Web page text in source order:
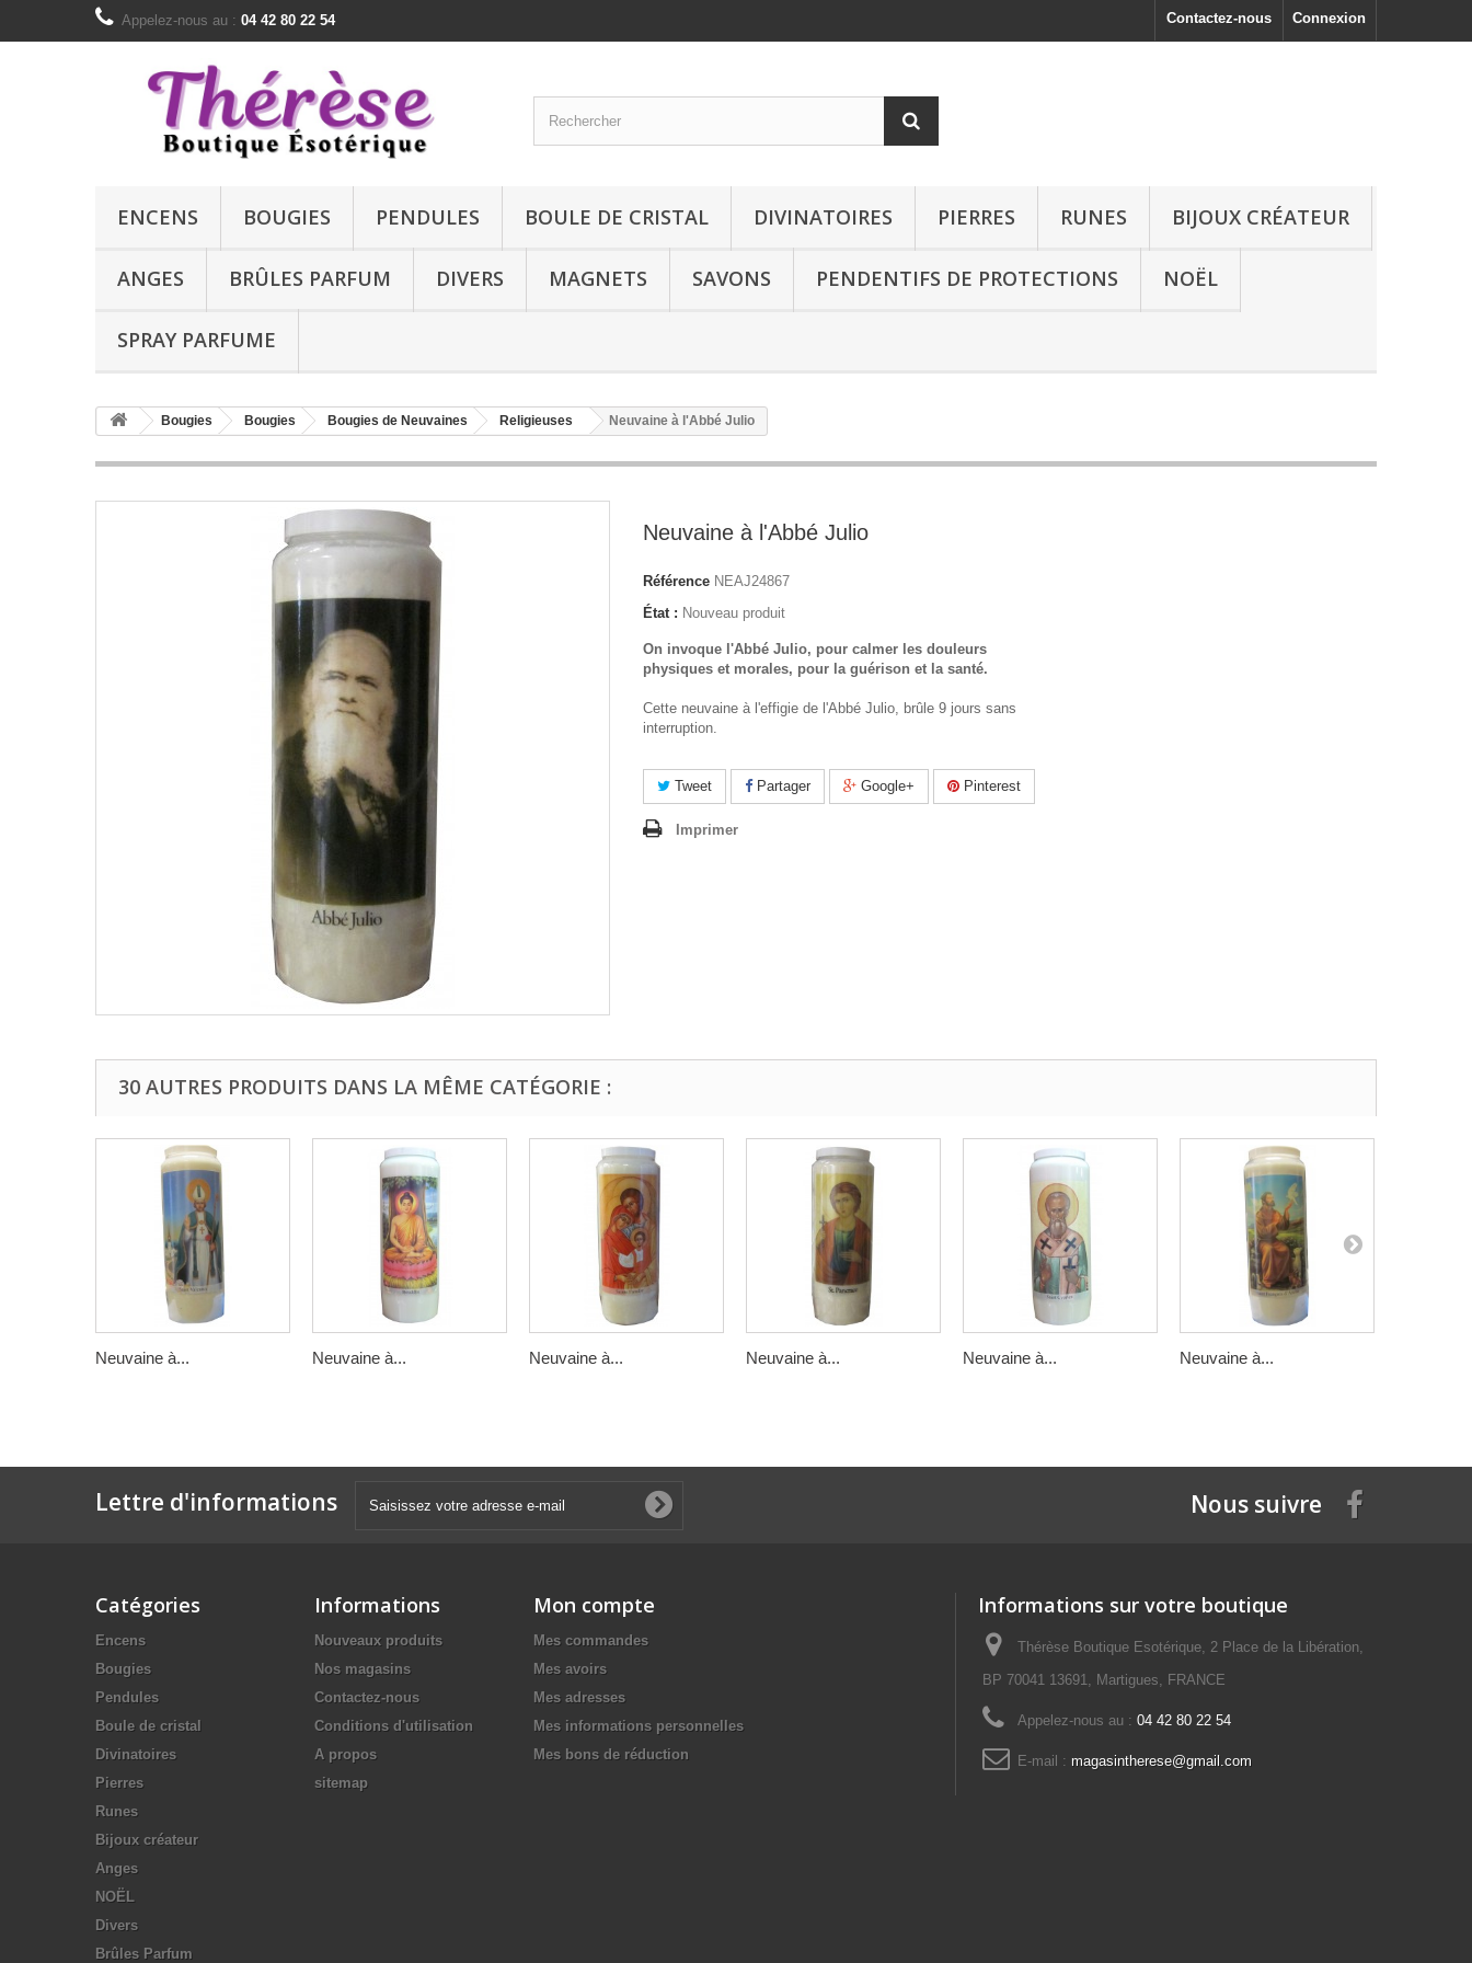
Connexion
Contactez-nous
Appelez-nous au : 04 42 80 22 54
ENCENS BOUGIES PENDULES BOULE DE CRISTAL DIVINATOIRES PIERRES RUNES BIJOUX CRÉATEUR
ANGES BRÛLES PARFUM DIVERS MAGNETS SAVONS PENDENTIFS DE PROTECTIONS NOËL
SPRAY PARFUME
Bougies Bougies Bougies de Neuvaines Religieuses Neuvaine à l'Abbé Julio
Neuvaine à l'Abbé Julio
Référence NEAJ24867
État : Nouveau produit
On invoque l'Abbé Julio, pour calmer les douleurs
physiques et morales, pour la guérison et la santé.
Cette neuvaine à l'effigie de l'Abbé Julio, brûle 9 jours sans
interruption.
Tweet Partager Google+ Pinterest
Imprimer
30 AUTRES PRODUITS DANS LA MÊME CATÉGORIE :
Neuvaine à... Neuvaine à... Neuvaine à... Neuvaine à... Neuvaine à... Neuvaine à...
Lettre d'informations Nous suivre
Catégories
Encens
Bougies
Pendules
Boule de cristal
Divinatoires
Pierres
Runes
Bijoux créateur
Anges
NOËL
Divers
Brûles Parfum
Informations
Nouveaux produits
Nos magasins
Contactez-nous
Conditions d'utilisation
A propos
sitemap
Mon compte
Mes commandes
Mes avoirs
Mes adresses
Mes informations personnelles
Mes bons de réduction
Informations sur votre boutique
Thérèse Boutique Esotérique, 2 Place de la Libération,
BP 70041 13691, Martigues, FRANCE
Appelez-nous au : 04 42 80 22 54
E-mail : magasintherese@gmail.com